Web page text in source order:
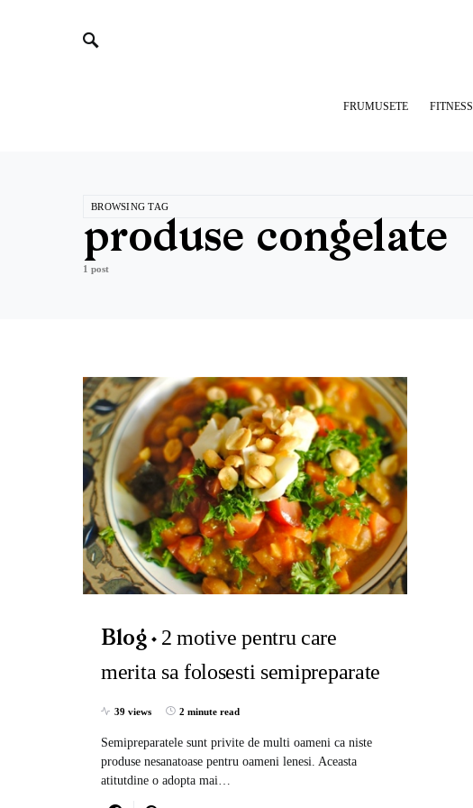
FRUMUSETE FITNESS
BROWSING TAG
produse congelate
1 post
Blog
2 motive pentru care
merita sa folosesti semipreparate
39 views 2 minute read
Semipreparatele sunt privite de multi oameni ca niste
produse nesanatoase pentru oameni lenesi. Aceasta
atitutdine o adopta mai…